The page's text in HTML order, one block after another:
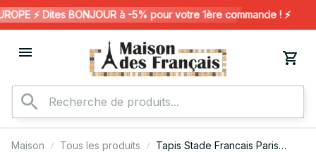
⚡️ Dites BONJOUR à -5% pour votre 1ère commande ! ⚡️
Maison Tous les produits
Tapis Stade Francais Paris